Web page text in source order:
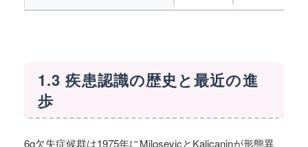
1.3 疾患認識の歴史と最近の進
歩
6q欠失症候群は1975年にMilosevicとKalicaninが形態異